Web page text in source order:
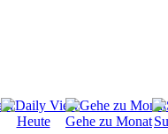
Heute Gehe zu Monat